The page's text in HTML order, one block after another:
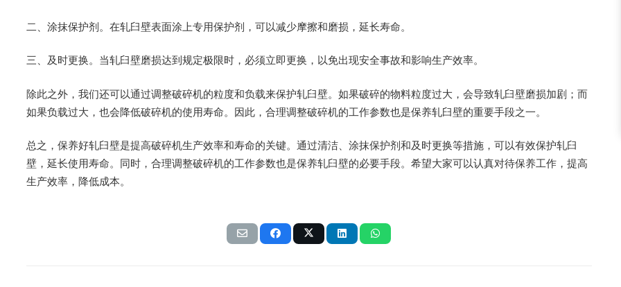
二、涂抹保护剂。在轧臼壁表面涂上专用保护剂，可以减少摩擦和磨损，延长寿命。
三、及时更换。当轧臼壁磨损达到规定极限时，必须立即更换，以免出现安全事故和影响生产效率。
除此之外，我们还可以通过调整破碎机的粒度和负载来保护轧臼壁。如果破碎的物料粒度过大，会导致轧臼壁磨损加剧；而
如果负载过大，也会降低破碎机的使用寿命。因此，合理调整破碎机的工作参数也是保养轧臼壁的重要手段之一。
总之，保养好轧臼壁是提高破碎机生产效率和寿命的关键。通过清洁、涂抹保护剂和及时更换等措施，可以有效保护轧臼
壁，延长使用寿命。同时，合理调整破碎机的工作参数也是保养轧臼壁的必要手段。希望大家可以认真对待保养工作，提高
生产效率，降低成本。